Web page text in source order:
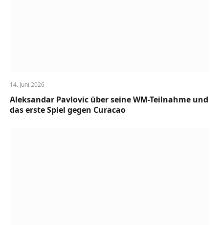
14. Juni 2026
Aleksandar Pavlovic über seine WM-Teilnahme und
das erste Spiel gegen Curacao